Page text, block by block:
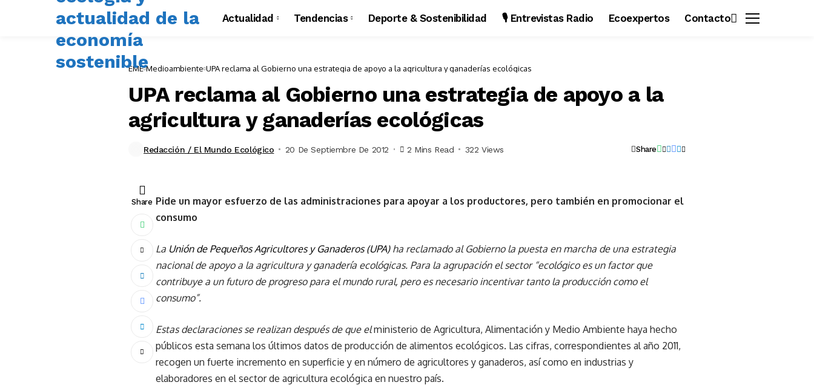
Actualidad Tendencias Deporte & Sostenibilidad 🎙️ Entrevistas Radio Ecoexpertos Contacto
EME Medioambiente UPA reclama al Gobierno una estrategia de apoyo a la agricultura y ganaderías ecológicas
UPA reclama al Gobierno una estrategia de apoyo a la
agricultura y ganaderías ecológicas
Redacción / El Mundo Ecológico 20 De Septiembre De 2012 2 Mins Read 322 Views Share
Share Pide un mayor esfuerzo de las administraciones para apoyar a los productores, pero también en promocionar el
consumo
La Unión de Pequeños Agricultores y Ganaderos (UPA)ha reclamado al Gobierno la puesta en marcha de una estrategia
nacional de apoyo a la agricultura y ganadería ecológicas. Para la agrupación el sector “ecológico es un factor que
contribuye a un futuro de progreso para el mundo rural, pero es necesario incentivar tanto la producción como el
consumo”.
Estas declaraciones se realizan después de que elministerio de Agricultura, Alimentación y Medio Ambiente haya hecho
públicos esta semana los últimos datos de producción de alimentos ecológicos. Las cifras, correspondientes al año 2011,
recogen un fuerte incremento en superficie y en número de agricultores y ganaderos, así como en industrias y
elaboradores en el sector de agricultura ecológica en nuestro país.